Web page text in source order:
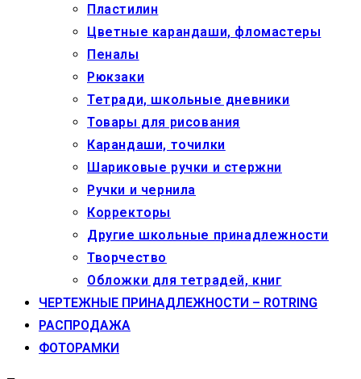
Пластилин
Цветные карандаши, фломастеры
Пеналы
Рюкзаки
Тетради, школьные дневники
Товары для рисования
Карандаши, точилки
Шариковые ручки и стержни
Ручки и чернила
Корректоры
Другие школьные принадлежности
Творчество
Обложки для тетрадей, книг
ЧЕРТЕЖНЫЕ ПРИНАДЛЕЖНОСТИ – ROTRING
РАСПРОДАЖА
ФОТОРАМКИ